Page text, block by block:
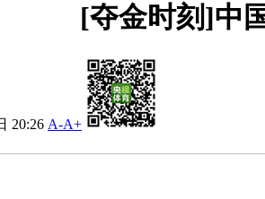
[夺金时刻]中
20:26 A-A+